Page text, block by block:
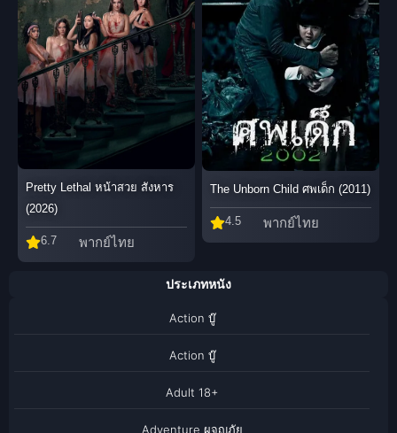
Pretty Lethal หน้าสวย สังหาร
(2026)
6.7 พากย์ไทย
The Unborn Child ศพเด็ก (2011)
4.5 พากย์ไทย
ประเภทหนัง
Action บู๊
Action บู๊
Adult 18+
Adventure ผจญภัย